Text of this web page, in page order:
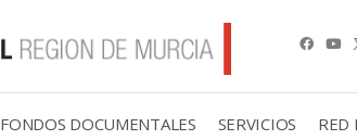
FONDOS DOCUMENTALES SERVICIOS RED